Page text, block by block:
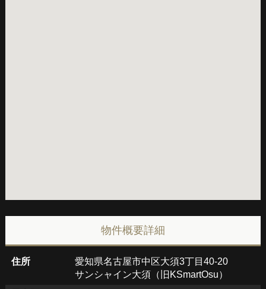
物件概要詳細
住所
愛知県名古屋市中区大須3丁目40-20
サンシャイン大須（旧KSmartOsu）